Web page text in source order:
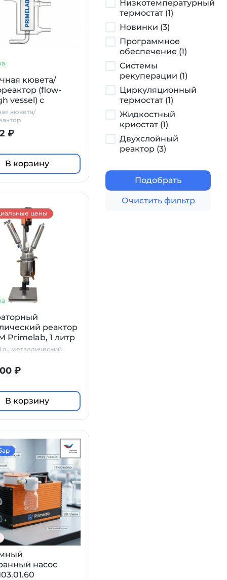
кювета/
(flow-
vessel) с
кювета/
₽
В корзину
реактор
Primelab, 1 литр
л., металлический
₽
В корзину
цены
насос
Низкотемпературный
термостат (1)
Новинки (3)
Программное
обеспечение (1)
Системы
рекуперации (1)
Циркуляционный
термостат (1)
Жидкостный
криостат (1)
Двухслойный
реактор (3)
Подобрать
Очистить фильтр